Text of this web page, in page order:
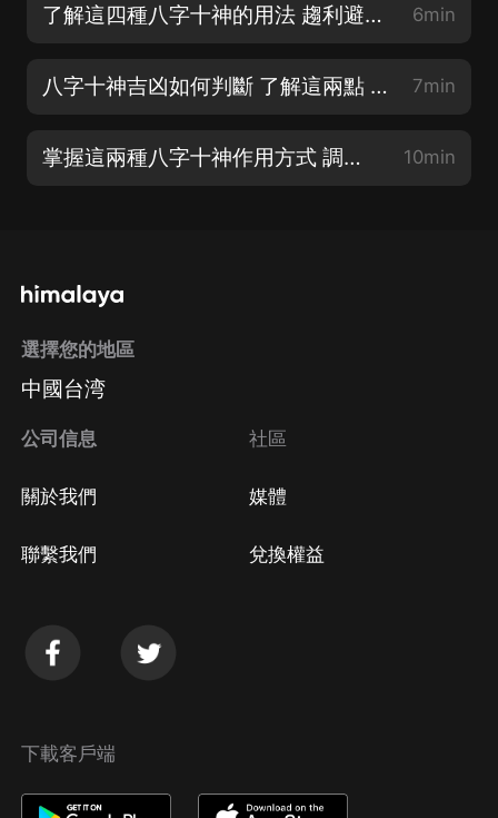
了解這四種八字十神的用法 趨利避害 增旺自身事業運 6min
八字十神吉凶如何判斷 了解這兩點 輕鬆學會八字命理 增旺自身財運 7min
掌握這兩種八字十神作用方式 調理自身運勢 增旺自身事業運 10min
選擇您的地區
中國台湾
公司信息
關於我們
聯繫我們
社區
媒體
兌換權益
下載客戶端